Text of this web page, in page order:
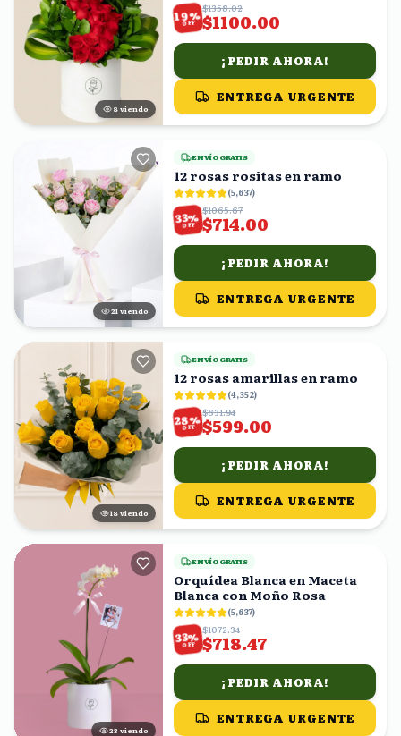
8 viendo
19%
OFF
$1358.02
$1100.00
¡PEDIR AHORA!
ENTREGA URGENTE
21 viendo
ENVÍO GRATIS
12 rosas rositas en ramo
(5,637)
33%
OFF
$1065.67
$714.00
¡PEDIR AHORA!
ENTREGA URGENTE
18 viendo
ENVÍO GRATIS
12 rosas amarillas en ramo
(4,352)
28%
OFF
$831.94
$599.00
¡PEDIR AHORA!
ENTREGA URGENTE
24 viendo
ENVÍO GRATIS
Orquídea Blanca en Maceta
Blanca con Moño Rosa
(5,637)
33%
OFF
$1072.34
$718.47
¡PEDIR AHORA!
ENTREGA URGENTE